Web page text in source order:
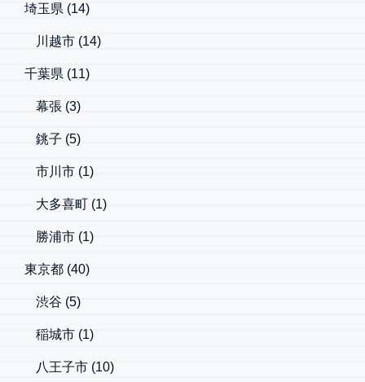
埼玉県 (14)
川越市 (14)
千葉県 (11)
幕張 (3)
銚子 (5)
市川市 (1)
大多喜町 (1)
勝浦市 (1)
東京都 (40)
渋谷 (5)
稲城市 (1)
八王子市 (10)